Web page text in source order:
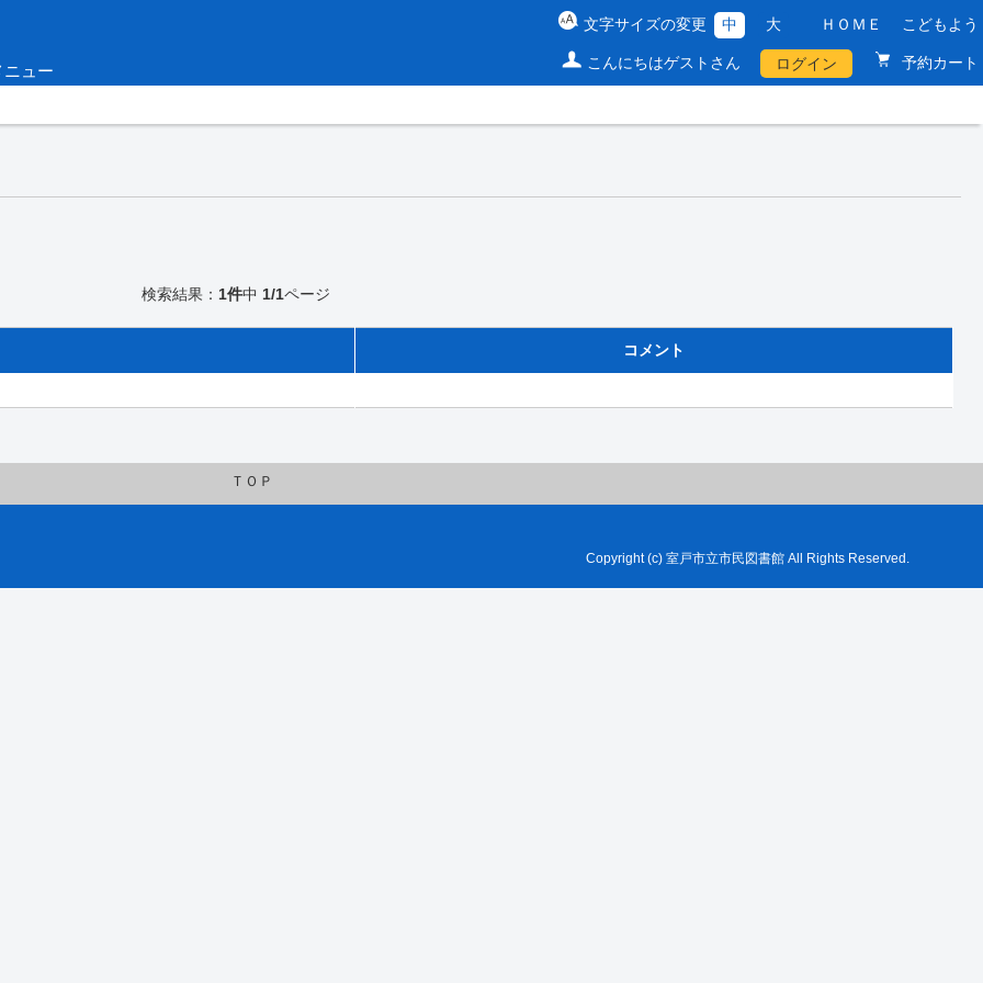
ニュー
文字サイズの変更 中 大 ＨＯＭＥ こどもよう
こんにちはゲストさん ログイン 予約カート
検索結果： 1件中 1/1ページ
コメント
ＴＯＰ
Copyright (c) 室戸市立市民図書館 All Rights Reserved.